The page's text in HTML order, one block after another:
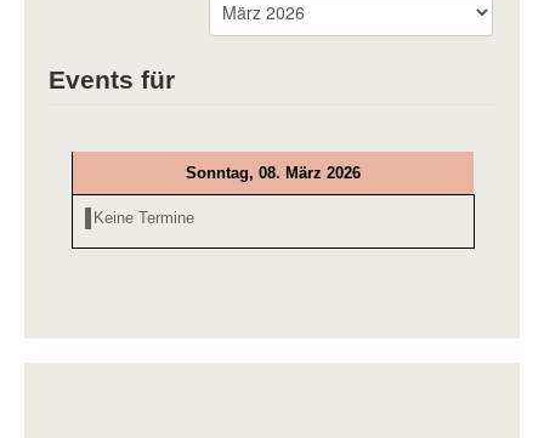
Events für
Sonntag, 08. März 2026
Keine Termine